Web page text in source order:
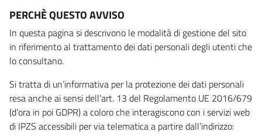
PERCHÈ QUESTO AVVISO
In questa pagina si descrivono le modalità di gestione del sito
in riferimento al trattamento dei dati personali degli utenti che
lo consultano.
Si tratta di un’informativa per la protezione dei dati personali
resa anche ai sensi dell’art. 13 del Regolamento UE 2016/679
(d’ora in poi GDPR) a coloro che interagiscono con i servizi web
di IPZS accessibili per via telematica a partire dall’indirizzo: